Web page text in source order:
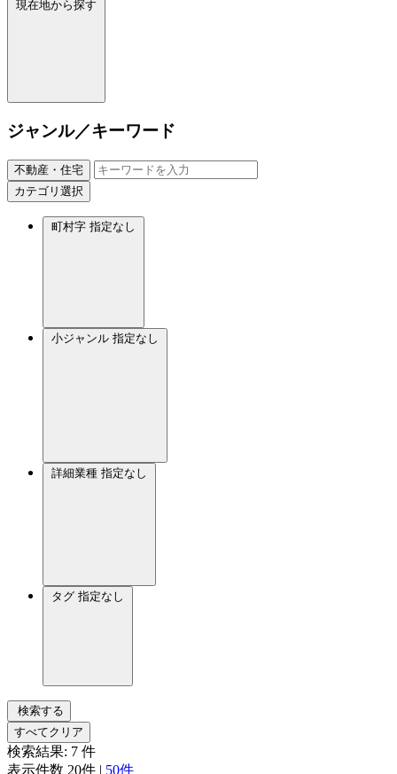
現在地から探す
ジャンル／キーワード
不動産・住宅
カテゴリ選択
町村字 指定なし
小ジャンル 指定なし
詳細業種 指定なし
タグ 指定なし
検索する
すべてクリア
検索結果: 7 件
表示件数 20件 | 50件